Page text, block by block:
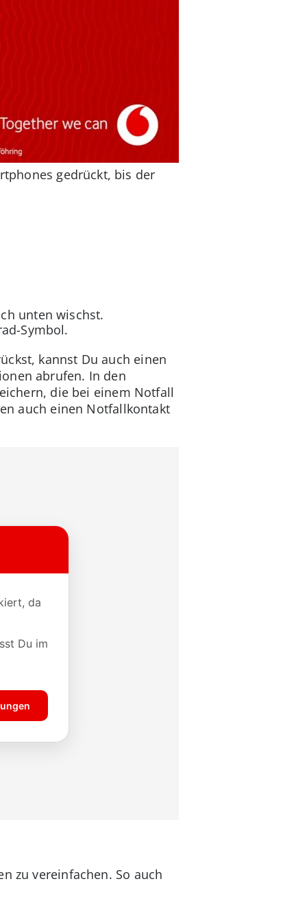
gedrückt, bis der
unten wischst.
Symbol.
kannst Du auch einen
abrufen. In den
die bei einem Notfall
auch einen Notfallkontakt
zu vereinfachen. So auch